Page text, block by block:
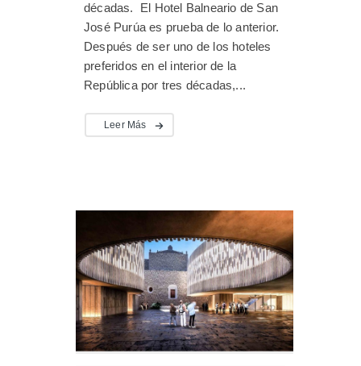
décadas. El Hotel Balneario de San
José Purúa es prueba de lo anterior.
Después de ser uno de los hoteles
preferidos en el interior de la
República por tres décadas,...
Leer Más